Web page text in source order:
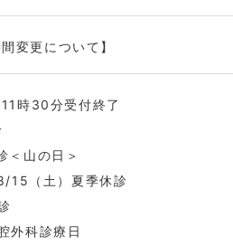
変更について】
時30分受付終了
＜山の日＞
15（土）夏季休診
外科診療日